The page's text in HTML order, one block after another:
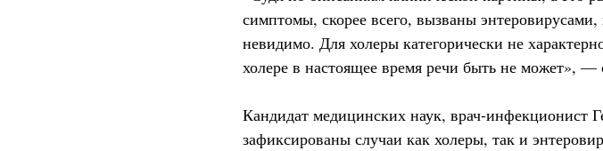
симптомы, скорее всего, вызваны
невидимо. Для холеры категорически не
холере в настоящее время речи быть не может», —
Кандидат медицинских наук, врач-инфекционист
зафиксированы случаи как холеры, так и